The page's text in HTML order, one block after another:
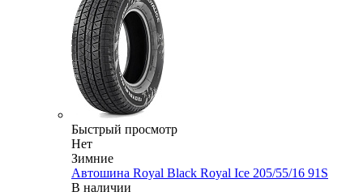
Быстрый просмотр
Нет
Зимние
Автошина Royal Black Royal Ice 205/55/16 91S
В наличии